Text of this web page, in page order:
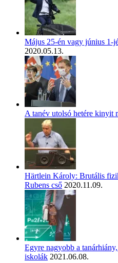
Május 25-én vagy június 1-
2020.05.13.
A tanév utolsó hetére kinyit
Härtlein Károly: Brutális
Rubens cső 2020.11.09.
Egyre nagyobb a
iskolák 2021.06.08.